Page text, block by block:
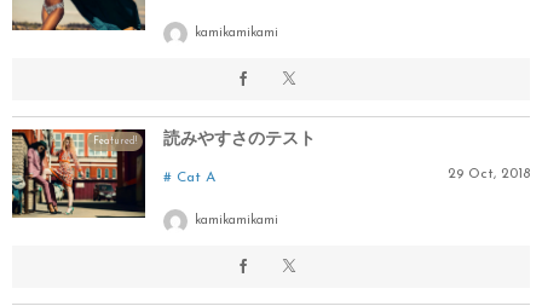
kamikamikami
Featured! 読みやすさのテスト
Cat A 29 Oct, 2018
kamikamikami